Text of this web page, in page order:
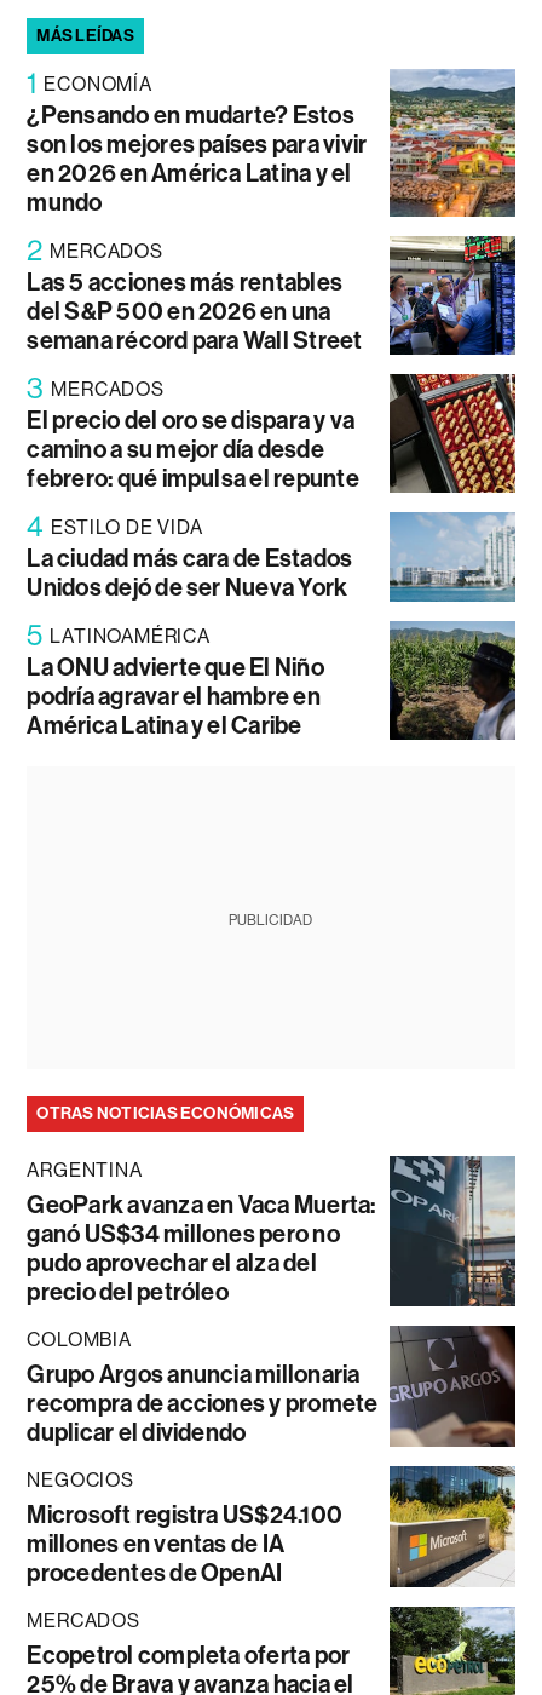
MÁS LEÍDAS
1 ECONOMÍA
¿Pensando en mudarte? Estos
son los mejores países para vivir
en 2026 en América Latina y el
mundo
2 MERCADOS
Las 5 acciones más rentables
del S&P 500 en 2026 en una
semana récord para Wall Street
3 MERCADOS
El precio del oro se dispara y va
camino a su mejor día desde
febrero: qué impulsa el repunte
4 ESTILO DE VIDA
La ciudad más cara de Estados
Unidos dejó de ser Nueva York
5 LATINOAMÉRICA
La ONU advierte que El Niño
podría agravar el hambre en
América Latina y el Caribe
PUBLICIDAD
OTRAS NOTICIAS ECONÓMICAS
ARGENTINA
GeoPark avanza en Vaca Muerta:
ganó US$34 millones pero no
pudo aprovechar el alza del
precio del petróleo
COLOMBIA
Grupo Argos anuncia millonaria
recompra de acciones y promete
duplicar el dividendo
NEGOCIOS
Microsoft registra US$24.100
millones en ventas de IA
procedentes de OpenAI
MERCADOS
Ecopetrol completa oferta por
25% de Brava y avanza hacia el